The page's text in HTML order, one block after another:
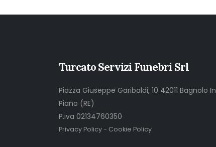
Turcato Servizi Funebri Srl
Piazza Giuseppe Garibaldi, 10 42011 Bagnolo In
Piano (RE)
P.iva 02134760350
Privacy Policy- Cookie Policy